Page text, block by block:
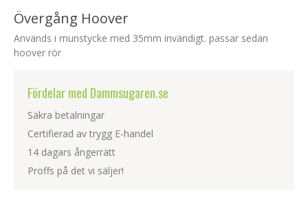
Övergång Hoover
Används i munstycke med 35mm invändigt. passar sedan
hoover rör
Fördelar med Dammsugaren.se
Säkra betalningar
Certifierad av trygg E-handel
14 dagars ångerrätt
Proffs på det vi säljer!